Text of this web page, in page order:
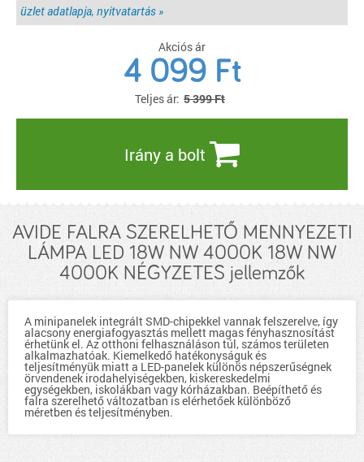
üzlet adatlapja, nyitvatartás »
Akciós ár
4 099 Ft
Teljes ár: 5 399 Ft
Irány a bolt
AVIDE FALRA SZERELHETŐ MENNYEZETI
LÁMPA LED 18W NW 4000K 18W NW
4000K NÉGYZETES jellemzők
A minipanelek integrált SMD-chipekkel vannak felszerelve, így
alacsony energiafogyasztás mellett magas fényhasznosítást
érhetünk el. Az otthoni felhasználáson túl, számos területen
alkalmazhatóak. Kiemelkedő hatékonyságuk és
teljesítményük miatt a LED-panelek különös népszerűségnek
örvendenek irodahelyiségekben, kiskereskedelmi
egységekben, iskolákban vagy kórházakban. Beépíthető és
falra szerelhető változatban is elérhetőek különböző
méretben és teljesítményben.